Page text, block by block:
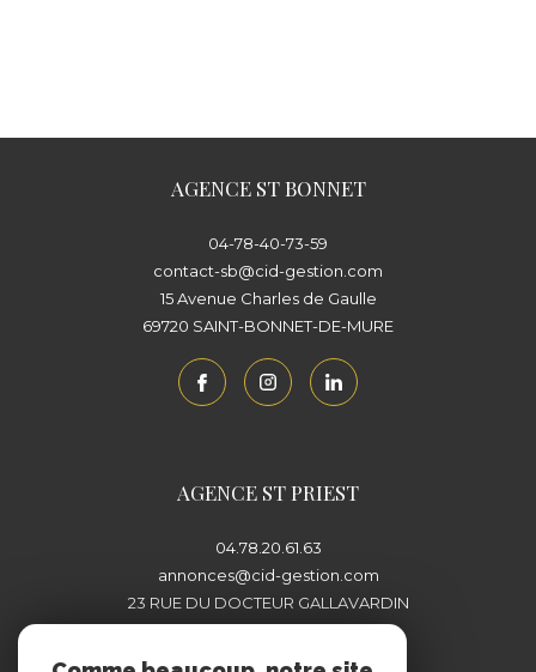
AGENCE ST BONNET
04-78-40-73-59
contact-sb@cid-gestion.com
15 Avenue Charles de Gaulle
69720
SAINT-BONNET-DE-MURE
AGENCE ST PRIEST
04.78.20.61.63
annonces@cid-gestion.com
23 RUE DU DOCTEUR GALLAVARDIN
69800 SAINT-PRIEST